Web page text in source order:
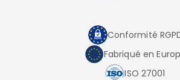
Conformité
Fabriqué en
ISO 27001